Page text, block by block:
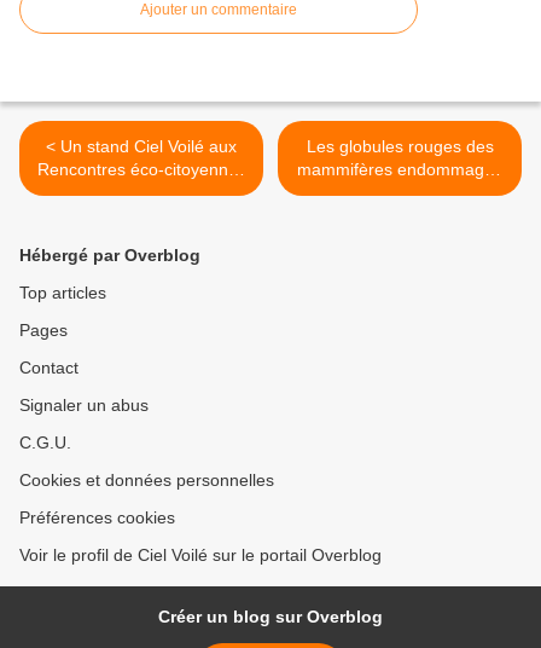
Ajouter un commentaire
< Un stand Ciel Voilé aux
Rencontres éco-citoyennes
de Mérindol (84) les 1 et 2
Les globules rouges des
mammifères endommagés
par les toxines Bt Cry >
Hébergé par Overblog
Top articles
Pages
Contact
Signaler un abus
C.G.U.
Cookies et données personnelles
Préférences cookies
Voir le profil de Ciel Voilé sur le portail Overblog
Créer un blog sur Overblog